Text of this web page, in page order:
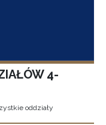
4-
oddziały